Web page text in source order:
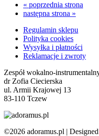
« poprzednia strona
następna strona »
Regulamin sklepu
Polityka cookies
Wysyłka i płatności
Reklamacje i zwroty
Zespół wokalno-
dr Zofia Ciecierska
ul. Armii Krajowej 13
83-110 Tczew
©2026 adoramus.pl |